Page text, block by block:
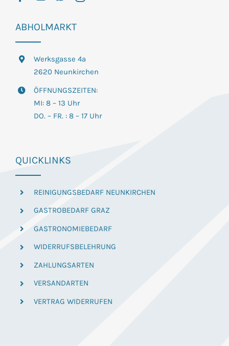
ABHOLMARKT
Werksgasse 4a
2620 Neunkirchen
ÖFFNUNGSZEITEN:
MI: 8 – 13 Uhr
DO. – FR. : 8 – 17 Uhr
QUICKLINKS
REINIGUNGSBEDARF NEUNKIRCHEN
GASTROBEDARF GRAZ
GASTRONOMIEBEDARF
WIDERRUFSBELEHRUNG
ZAHLUNGSARTEN
VERSANDARTEN
VERTRAG WIDERRUFEN